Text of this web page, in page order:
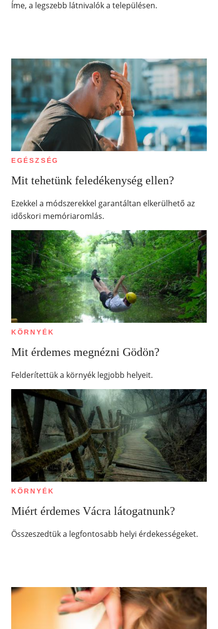
Íme, a legszebb látnivalók a településen.
EGÉSZSÉG
Mit tehetünk feledékenység ellen?
Ezekkel a módszerekkel garantáltan elkerülhető az
időskori memóriaromlás.
KÖRNYÉK
Mit érdemes megnézni Gödön?
Felderítettük a környék legjobb helyeit.
KÖRNYÉK
Miért érdemes Vácra látogatnunk?
Összeszedtük a legfontosabb helyi érdekességeket.